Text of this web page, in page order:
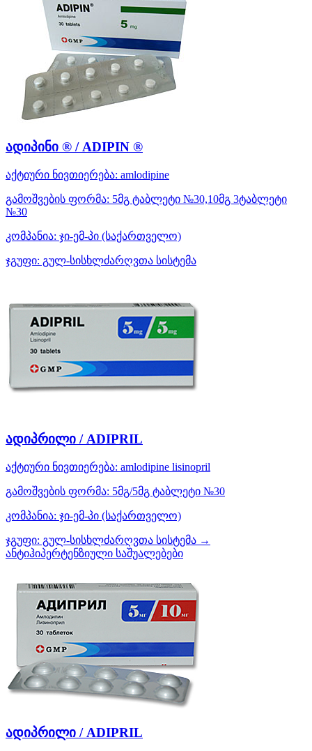
ადიპინი ® / ADIPIN ®
აქტიური ნივთიერება: amlodipine
გამოშვების ფორმა: 5მგ ტაბლეტი №30,10მგ 3ტაბლეტი
№30
კომპანია: ჯი-ემ-პი (საქართველო)
ჯგუფი: გულ-სისხლძარღვთა სისტემა
ადიპრილი / ADIPRIL
აქტიური ნივთიერება: amlodipine lisinopril
გამოშვების ფორმა: 5მგ/5მგ ტაბლეტი №30
კომპანია: ჯი-ემ-პი (საქართველო)
ჯგუფი: გულ-სისხლძარღვთა სისტემა →
ანტიჰიპერტენზიული საშუალებები
ადიპრილი / ADIPRIL